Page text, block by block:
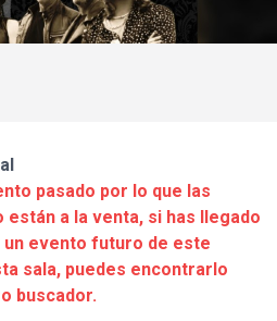
pasado por lo que las
están a la venta, si has llegado
un evento futuro de este
sala, puedes encontrarlo
buscador.